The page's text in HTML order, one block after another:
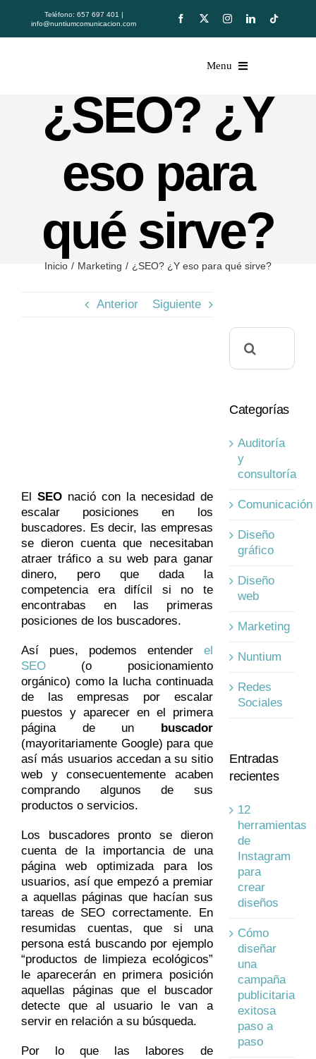
content
Teléfono: 657 697 401 |
info@nuntiumcomunicacion.com
Menu
Sobre Nuntium
Kit Digital
Clientes
Descargas
¿SEO? ¿Y
eso para
qué sirve?
Inicio Marketing ¿SEO? ¿Y eso para qué sirve?
Anterior Siguiente
El SEOnació con la necesidad de
escalar posiciones en los
buscadores. Es decir, las empresas
se dieron cuenta que necesitaban
atraer tráfico a su web para ganar
dinero, pero que dada la
competencia era difícil si no te
encontrabas en las primeras
posiciones de los buscadores.
Así pues, podemos entender el
SEO (o posicionamiento
orgánico) como la lucha continuada
de las empresas por escalar
puestos y aparecer en el primera
página de un
buscador
(mayoritariamente Google) para que
así más usuarios accedan a su sitio
web y consecuentemente acaben
comprando algunos de sus
productos o servicios.
Los buscadores pronto se dieron
cuenta de la importancia de una
página web optimizada para los
usuarios, así que empezó a premiar
a aquellas páginas que hacían sus
tareas de SEO correctamente. En
resumidas cuentas, que si una
persona está buscando por ejemplo
“productos de limpieza ecológicos”
le aparecerán en primera posición
aquellas páginas que el buscador
detecte que al usuario le van a
servir en relación a su búsqueda.
Por lo que las labores de
Buscar:
Categorías
Auditoría
y
consultoría
Comunicación
Diseño
gráfico
Diseño
web
Marketing
Nuntium
Redes
Sociales
Entradas
recientes
12
herramientas
de
Instagram
para
crear
diseños
Cómo
diseñar
una
campaña
publicitaria
exitosa
paso a
paso